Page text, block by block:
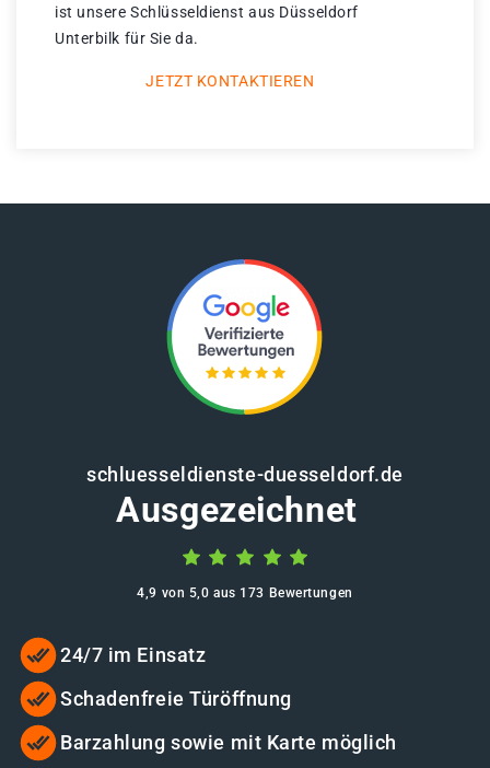
ist unsere Schlüsseldienst aus Düsseldorf
Unterbilk für Sie da.
JETZT KONTAKTIEREN
schluesseldienste-duesseldorf.de
Ausgezeichnet
4,9 von 5,0 aus 173 Bewertungen
24/7 im Einsatz
Schadenfreie Türöffnung
Barzahlung sowie mit Karte möglich